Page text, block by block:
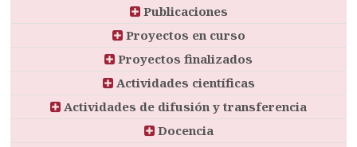
Publicaciones
Proyectos en curso
Proyectos finalizados
Actividades científicas
Actividades de difusión y transferencia
Docencia